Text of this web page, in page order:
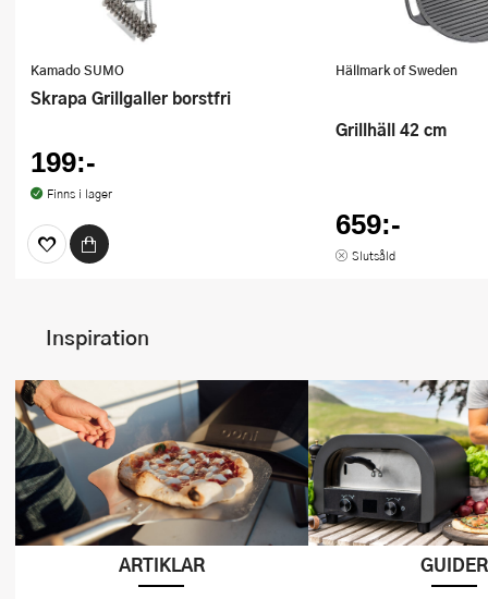
Kamado SUMO
Skrapa Grillgaller borstfri
199:-
Finns i lager
Hällmark of Sweden
Grillhäll 42 cm
659:-
Slutsåld
Inspiration
ARTIKLAR GUIDER